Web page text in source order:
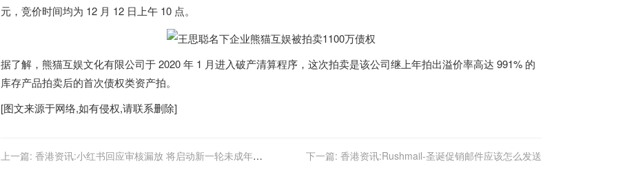
元，竞价时间均为 12 月 12 日上午 10 点。
据了解，熊猫互娱文化有限公司于 2020 年 1 月进入破产清算程序，这次拍卖是该公司继上年拍出溢价率高达 991% 的
库存产品拍卖后的首次债权类资产拍。
[图文来源于网络,如有侵权,请联系删除]
上一篇: 香港资讯:小红书回应审核漏放 将启动新一轮未成年治
下一篇: 香港资讯:Rushmail-圣诞促销邮件应该怎么发送